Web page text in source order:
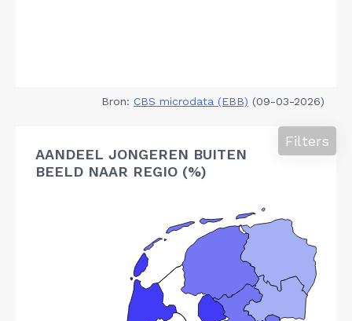
Bron: CBS microdata (EBB) (09-03-2026)
AANDEEL JONGEREN BUITEN
BEELD NAAR REGIO (%)
Filters